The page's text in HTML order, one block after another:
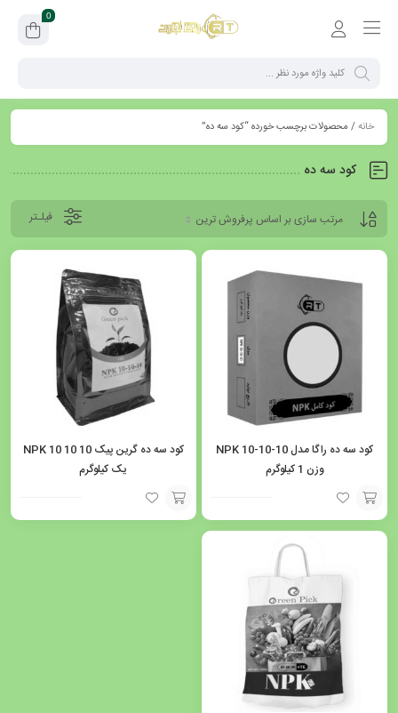
0
خانه/ محصولات برچسب خورده “کود سه ده”
کود سه ده
فیلـتر
کود سه ده راگا مدل NPK 10-10-10
وزن 1 کیلوگرم
افزودن
کود سه ده گرین پیک NPK 10 10 10
یک کیلوگرم
افزودن